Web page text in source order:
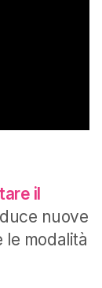
il
nuove
le modalità